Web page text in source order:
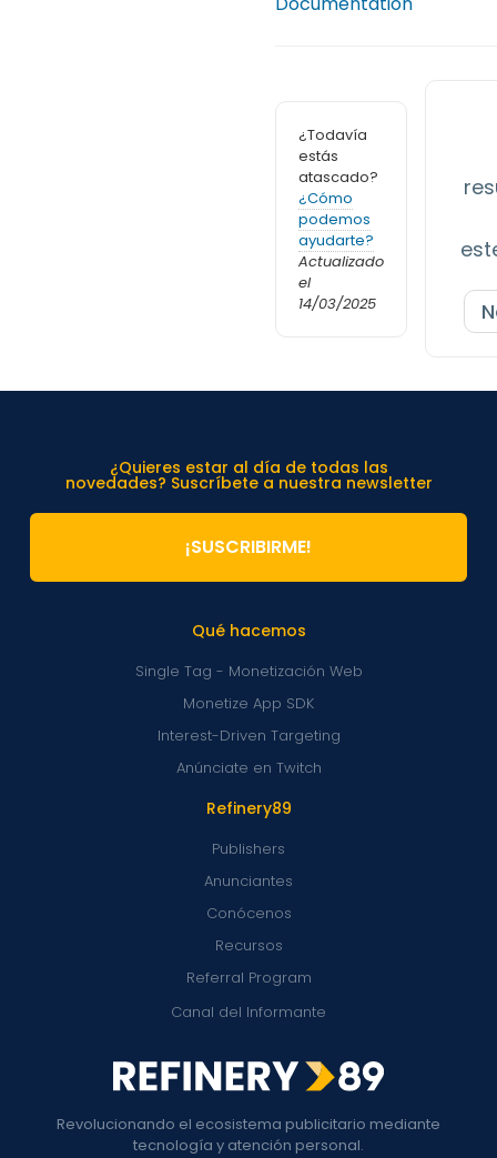
¿Todavía
estás
atascado?
¿Cómo
podemos
ayudarte?
Actualizado
el
14/03/2025
Revolucionando el ecosistema publicitario mediante
tecnología y atención personal.
Refinery89
Publishers
Anunciantes
Conócenos
Recursos
Referral Program
Canal del Informante
Qué hacemos
Single Tag - Monetización Web
Monetize App SDK
Interest-Driven Targeting
Anúnciate en Twitch
¿Quieres estar al día de todas las
novedades? Suscríbete a nuestra newsletter
¡SUSCRIBIRME!